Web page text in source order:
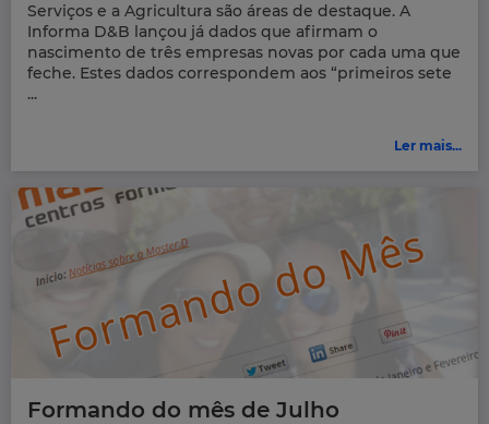
Serviços e a Agricultura são áreas de destaque. A
Informa D&B lançou já dados que afirmam o
nascimento de três empresas novas por cada uma que
feche. Estes dados correspondem aos “primeiros sete
...
Ler mais...
Formando do mês de Julho